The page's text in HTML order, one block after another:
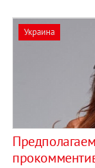
Украина